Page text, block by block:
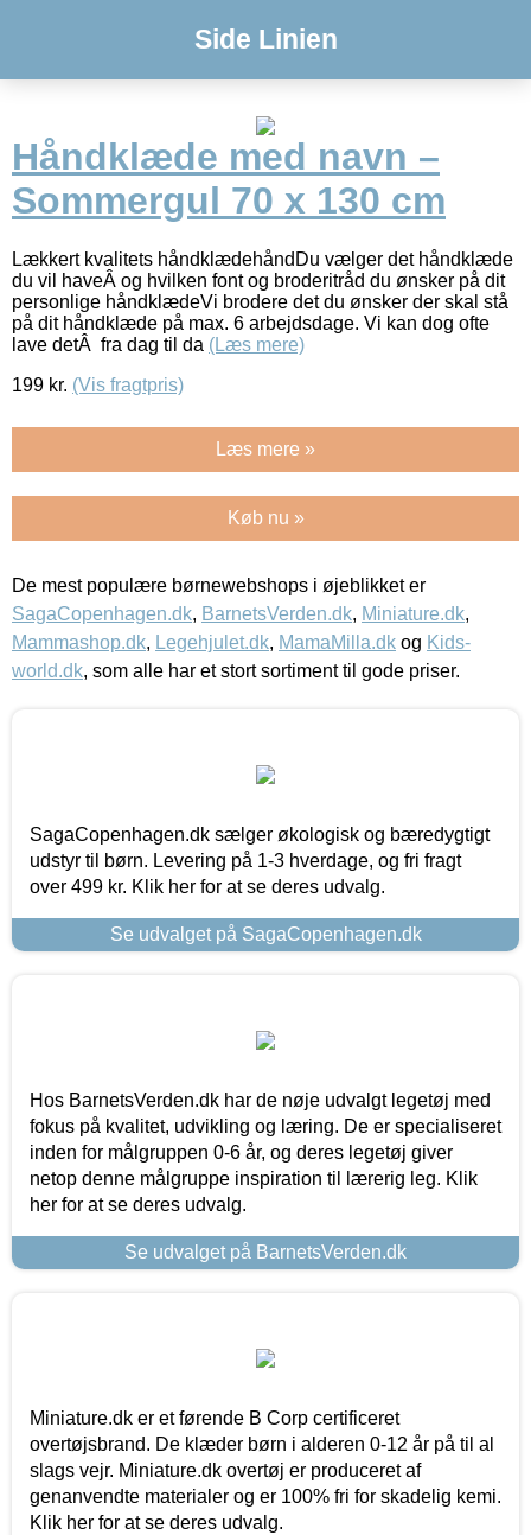
Side Linien
Håndklæde med navn –
Sommergul 70 x 130 cm
Lækkert kvalitets håndklædehåndDu vælger det håndklæde
du vil haveÂ og hvilken font og broderitråd du ønsker på dit
personlige håndklædeVi brodere det du ønsker der skal stå
på dit håndklæde på max. 6 arbejdsdage. Vi kan dog ofte
lave detÂ fra dag til da (Læs mere)
199 kr. (Vis fragtpris)
Læs mere »
Køb nu »
De mest populære børnewebshops i øjeblikket er
SagaCopenhagen.dk, BarnetsVerden.dk, Miniature.dk,
Mammashop.dk, Legehjulet.dk, MamaMilla.dk og Kids-
world.dk, som alle har et stort sortiment til gode priser.
SagaCopenhagen.dk sælger økologisk og bæredygtigt
udstyr til børn. Levering på 1-3 hverdage, og fri fragt
over 499 kr. Klik her for at se deres udvalg.
Se udvalget på SagaCopenhagen.dk
Hos BarnetsVerden.dk har de nøje udvalgt legetøj med
fokus på kvalitet, udvikling og læring. De er specialiseret
inden for målgruppen 0-6 år, og deres legetøj giver
netop denne målgruppe inspiration til lærerig leg. Klik
her for at se deres udvalg.
Se udvalget på BarnetsVerden.dk
Miniature.dk er et førende B Corp certificeret
overtøjsbrand. De klæder børn i alderen 0-12 år på til al
slags vejr. Miniature.dk overtøj er produceret af
genanvendte materialer og er 100% fri for skadelig kemi.
Klik her for at se deres udvalg.